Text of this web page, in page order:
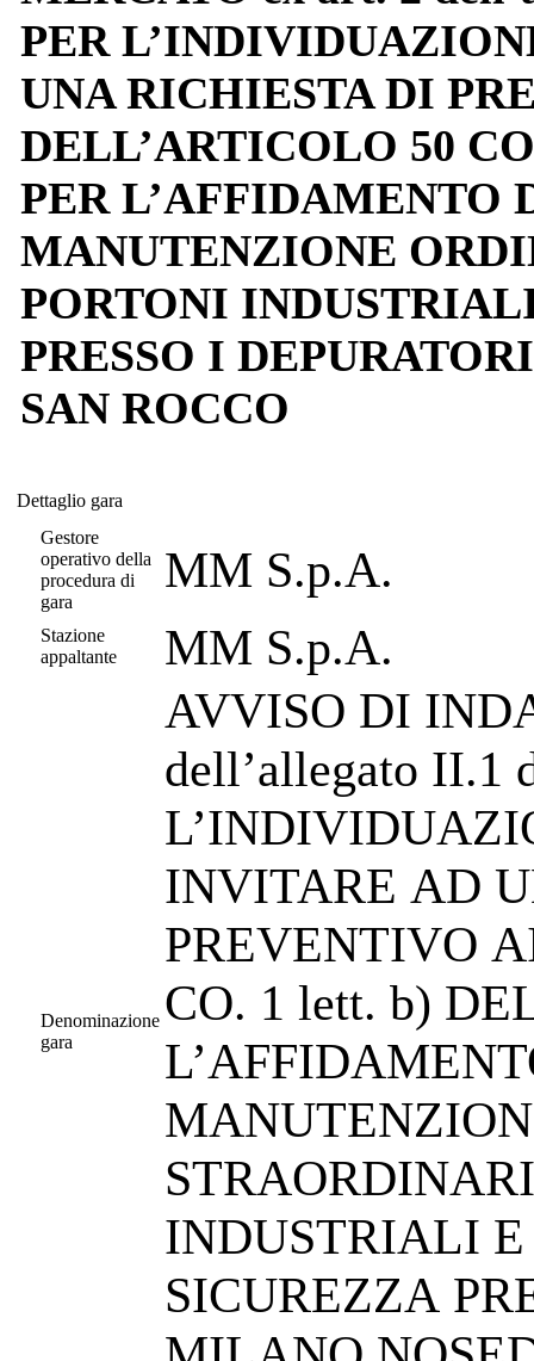
PER
UNA RICHIESTA DI
DELL’ARTICOLO 50
PER L’AFFIDAMENTO
MANUTENZIONE
PORTONI
PRESSO I
SAN ROCCO
Dettaglio gara
Gestore
operativo della
procedura di
gara
MM S.p.A.
Stazione
appaltante
MM S.p.A.
Denominazione
gara
AVVISO DI
dell’allegato II.1
INVITARE AD
PREVENTIVO
CO. 1 lett. b)
INDUSTRIALI
SICUREZZA